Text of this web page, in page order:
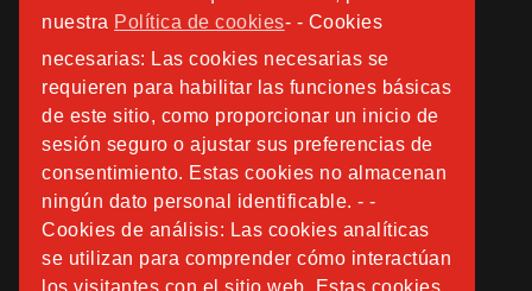
nuestra Política de cookies- - Cookies
necesarias: Las cookies necesarias se
requieren para habilitar las funciones básicas
de este sitio, como proporcionar un inicio de
sesión seguro o ajustar sus preferencias de
consentimiento. Estas cookies no almacenan
ningún dato personal identificable. - -
Cookies de análisis: Las cookies analíticas
se utilizan para comprender cómo interactúan
los visitantes con el sitio web. Estas cookies